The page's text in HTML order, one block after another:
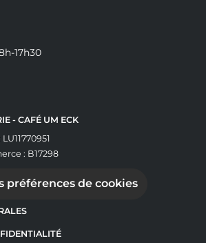
17h30
- CAFÉ UM ECK
: B17298
préférences de cookies